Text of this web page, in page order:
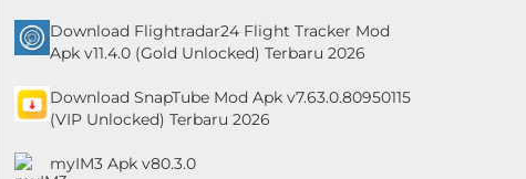
Download Flightradar24 Flight Tracker Mod
Apk v11.4.0 (Gold Unlocked) Terbaru 2026
Download SnapTube Mod Apk v7.63.0.80950115
(VIP Unlocked) Terbaru 2026
myIM3 Apk v80.3.0